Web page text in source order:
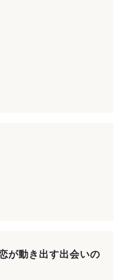
が動き出す出会いの